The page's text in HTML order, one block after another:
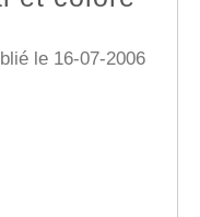
le 16-07-2006